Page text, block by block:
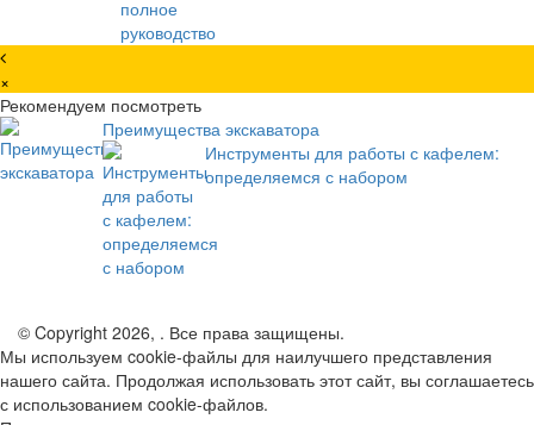
×
Рекомендуем посмотреть
Преимущества экскаватора
Инструменты для работы с кафелем:
определяемся с набором
© Copyright 2026, . Все права защищены.
Мы используем cookie-файлы для наилучшего представления
нашего сайта. Продолжая использовать этот сайт, вы соглашаетесь
с использованием cookie-файлов.